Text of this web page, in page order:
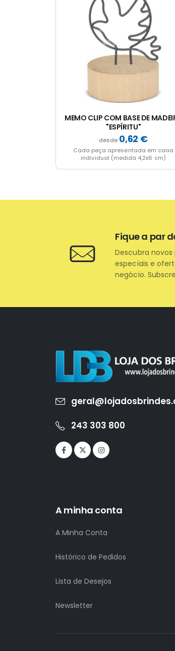
PORTA-CHAVES MULTIUSOS
MADEIRA "BOHEMIA"
0,20 €
Fique a par
Descubra
especiais e
negócio.
243 303 800
A minha conta
A Minha Conta
Histórico de Pedidos
Lista de Desejos
Newsletter